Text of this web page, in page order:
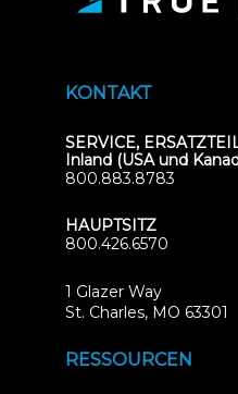
KONTAKT
SERVICE,
Inland (USA und
800.883.8783
HAUPTSITZ
800.426.6570
1 Glazer Way
St. Charles, MO 63301
RESSOURCEN